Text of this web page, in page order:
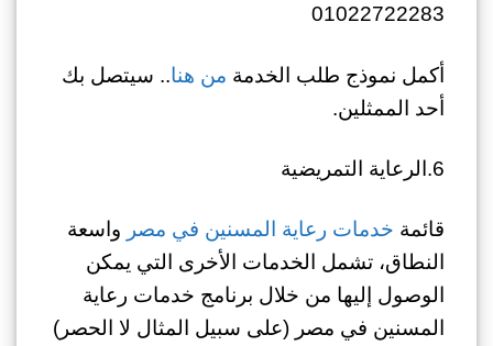
01022722283
أكمل نموذج طلب الخدمة من هنا.. سيتصل بك
أحد الممثلين.
6.الرعاية التمريضية
قائمة خدمات رعاية المسنين في مصر واسعة
النطاق، تشمل الخدمات الأخرى التي يمكن
الوصول إليها من خلال برنامج خدمات رعاية
المسنين في مصر (على سبيل المثال لا الحصر)